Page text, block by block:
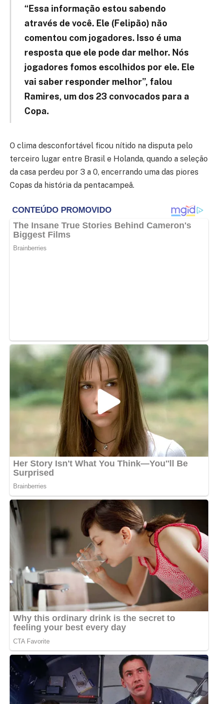
“Essa informação estou sabendo
através de você. Ele (Felipão) não
comentou com jogadores. Isso é uma
resposta que ele pode dar melhor. Nós
jogadores fomos escolhidos por ele. Ele
vai saber responder melhor”, falou
Ramires, um dos 23 convocados para a
Copa.
O clima desconfortável ficou nítido na disputa pelo
terceiro lugar entre Brasil e Holanda, quando a seleção
da casa perdeu por 3 a 0, encerrando uma das piores
Copas da história da pentacampeã.